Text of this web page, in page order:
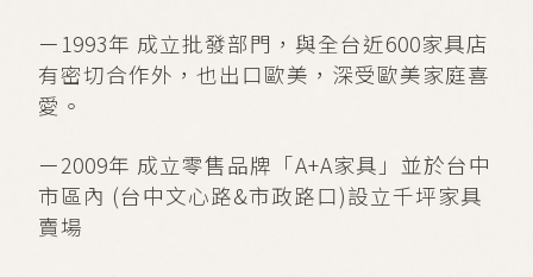
ー1993年 成立批發部門，與全台近600家具店
有密切合作外，也出口歐美，深受歐美家庭喜
愛。
ー2009年 成立零售品牌「A+A家具」並於台中
市區內 (台中文心路&市政路口)設立千坪家具
賣場